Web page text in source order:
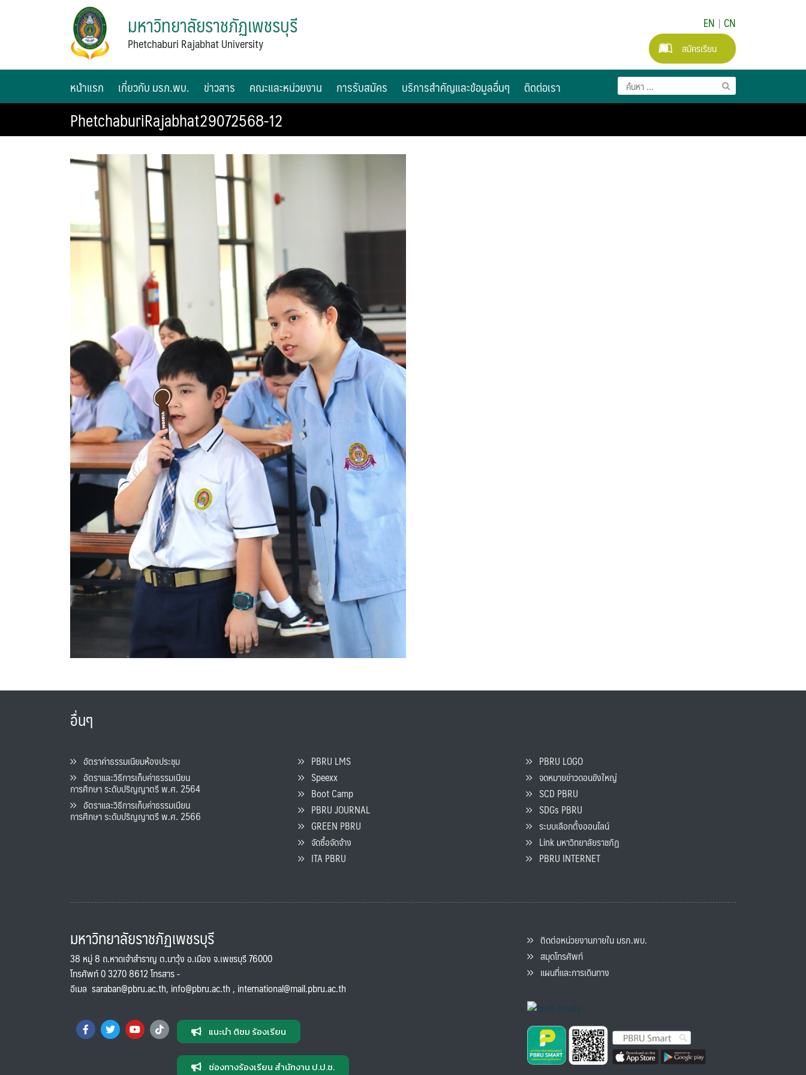
มหาวิทยาลัยราชภัฏเพชรบุรี
Phetchaburi Rajabhat University
EN | CN
สมัครเรียน
หน้าแรก เกี่ยวกับ มรภ.พบ. ข่าวสาร คณะและหน่วยงาน การรับสมัคร บริการสำคัญและข้อมูลอื่นๆ ติดต่อเรา
PhetchaburiRajabhat29072568-12
อื่นๆ
อัตราค่าธรรมเนียมห้องประชุม
อัตราและวิธีการเก็บค่าธรรมเนียน
การศึกษา ระดับปริญญาตรี พ.ศ. 2564
อัตราและวิธีการเก็บค่าธรรมเนียน
การศึกษา ระดับปริญญาตรี พ.ศ. 2566
PBRU LMS
Speexx
Boot Camp
PBRU JOURNAL
GREEN PBRU
จัดซื้อจัดจ้าง
ITA PBRU
PBRU LOGO
จดหมายข่าวดอนขังใหญ่
SCD PBRU
SDGs PBRU
ระบบเลือกตั้งออนไลน์
Link มหาวิทยาลัยราชภัฏ
PBRU INTERNET
มหาวิทยาลัยราชภัฏเพชรบุรี
38 หมู่ 8 ถ.หาดเจ้าสำราญ ต.นาวุ้ง อ.เมือง จ.เพชรบุรี 76000
โทรศัพท์ 0 3270 8612 โทรสาร -
อีเมล saraban@pbru.ac.th, info@pbru.ac.th, international@mail.pbru.ac.th
แนะนำ ติชม ร้องเรียน
ช่องทางร้องเรียน สำนักงาน ป.ป.ช.
ติดต่อหน่วยงานภายใน มรภ.พบ.
สมุดโทรศัพท์
แผนที่และการเดินทาง